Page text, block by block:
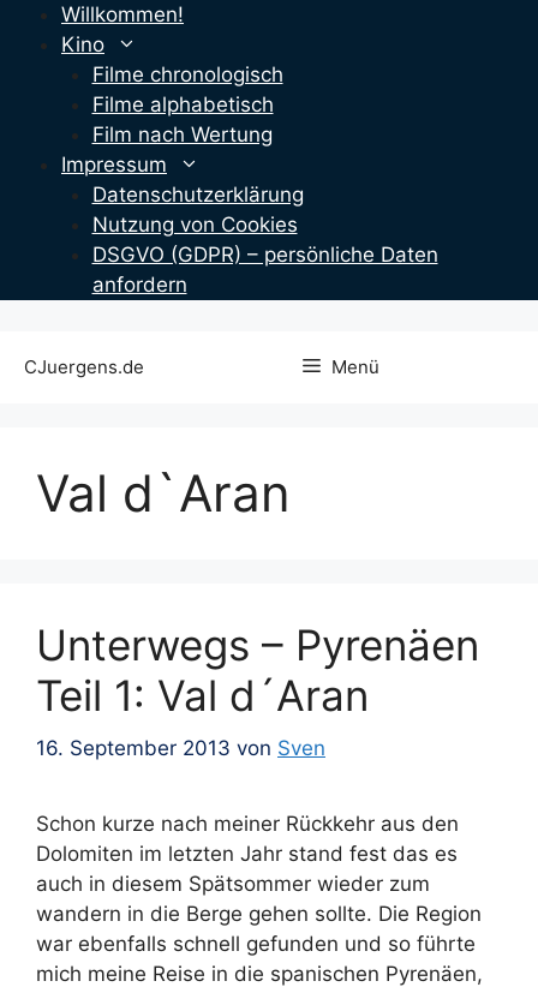
Zum
Inhalt
springen
Willkommen!
Kino
Filme chronologisch
Filme alphabetisch
Film nach Wertung
Impressum
Datenschutzerklärung
Nutzung von Cookies
DSGVO (GDPR) – persönliche Daten
anfordern
CJuergens.de Menü
Val d`Aran
Unterwegs – Pyrenäen
Teil 1: Val d´Aran
16. September 2013 von Sven
Schon kurze nach meiner Rückkehr aus den
Dolomiten im letzten Jahr stand fest das es
auch in diesem Spätsommer wieder zum
wandern in die Berge gehen sollte. Die Region
war ebenfalls schnell gefunden und so führte
mich meine Reise in die spanischen Pyrenäen,